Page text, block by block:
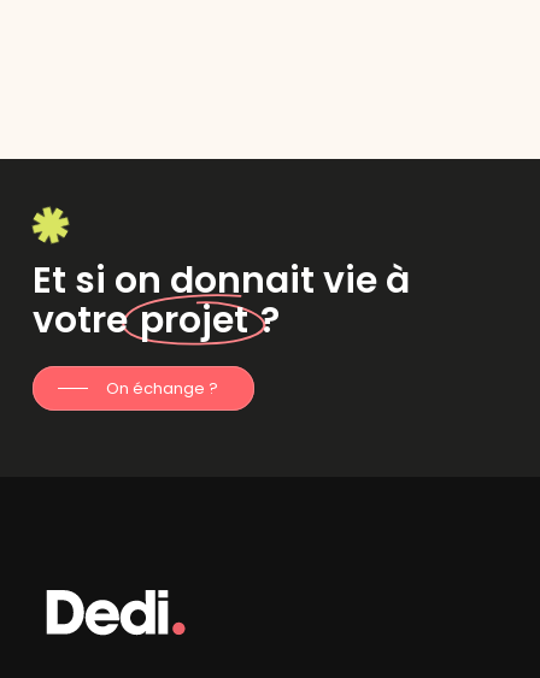
Et si on donnait vie à
votreprojet?
On échange ?